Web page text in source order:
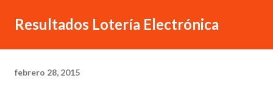
Resultados Lotería Electrónica
febrero 28, 2015